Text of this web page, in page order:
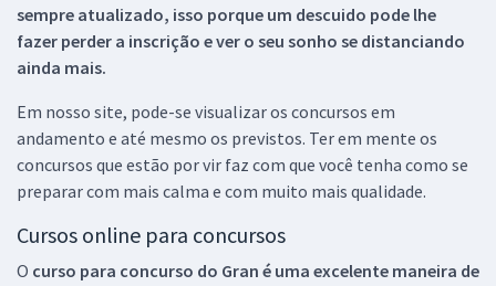
sempre atualizado, isso porque um descuido pode lhe
fazer perder a inscrição e ver o seu sonho se distanciando
ainda mais.
Em nosso site, pode-se visualizar os concursos em
andamento e até mesmo os previstos. Ter em mente os
concursos que estão por vir faz com que você tenha como se
preparar com mais calma e com muito mais qualidade.
Cursos online para concursos
O curso para concurso do Gran é uma excelente maneira de